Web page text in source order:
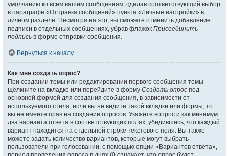
умолчанию ко всем вашим сообщениям, сделав соответствующий выбор
в параграфе «Отправка сообщений» пункта «Личные настройки» в
личном разделе. Несмотря на это, вы сможете отменить добавление
подписи в отдельных сообщениях, убрав флажок Присоединить
подпись в форме отправки сообщения.
Вернуться к началу
Как мне создать опрос?
При создании темы или редактировании первого сообщения темы
щёлкните на вкладке или перейдите в форму Создать опрос под
основной формой для создания сообщения, в зависимости от
используемого стиля; если вы не видите такой вкладки или формы, то
вы не имеете прав на создание опросов. Укажите вопрос и как минимум
два варианта ответа в соответствующих полях, убедившись, что каждый
вариант находится на отдельной строке текстового поля. Вы также
можете задать количество вариантов, которые могут выбрать
пользователи при голосовании, с помощью опции «Вариантов ответа»,